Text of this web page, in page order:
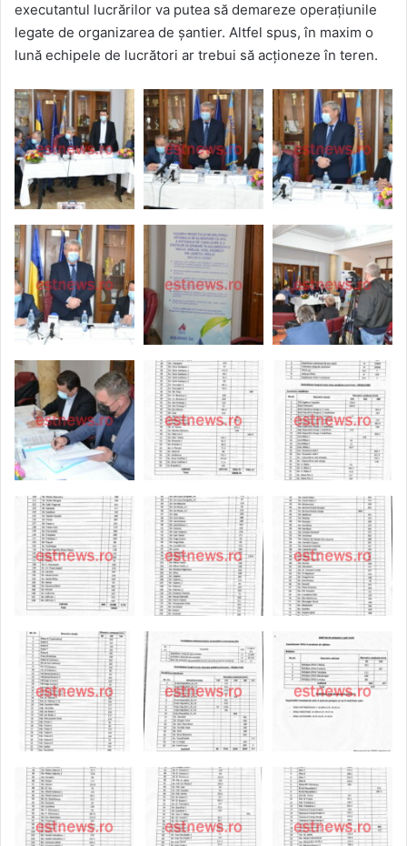
executantul lucrărilor va putea să demareze operațiunile
legate de organizarea de șantier. Altfel spus, în maxim o
lună echipele de lucrători ar trebui să acționeze în teren.